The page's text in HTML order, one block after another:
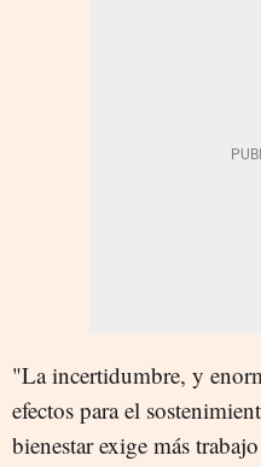
"La incertidumbre, y
efectos para el
bienestar exige más